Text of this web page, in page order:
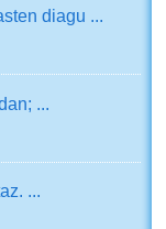
diagu ...
...
...